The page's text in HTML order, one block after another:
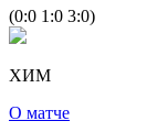
(0:0 1:0 3:0)
ХИМ
О матче